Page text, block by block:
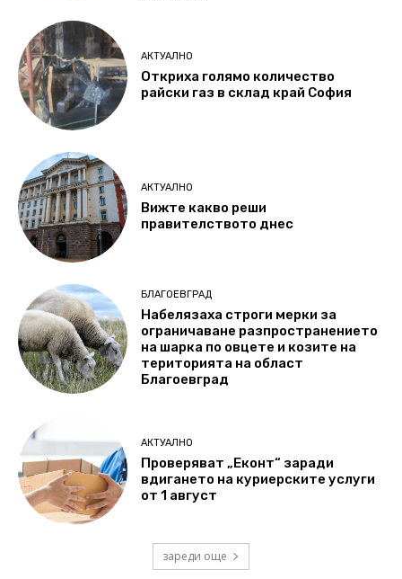
АКТУАЛНО
Откриха голямо количество
райски газ в склад край София
АКТУАЛНО
Вижте какво реши
правителството днес
БЛАГОЕВГРАД
Набелязаха строги мерки за
ограничаване разпространението
на шарка по овцете и козите на
територията на област
Благоевград
АКТУАЛНО
Проверяват „Еконт“ заради
вдигането на куриерските услуги
от 1 август
зареди още